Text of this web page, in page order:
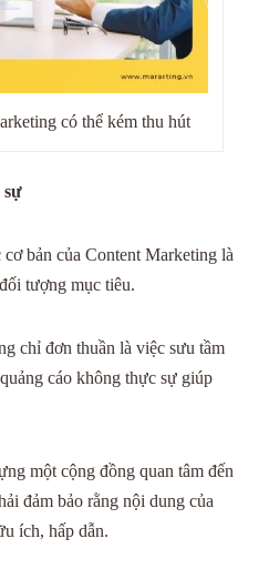
có thể kém thu hút
sự
bản của Content Marketing là
tượng mục tiêu.
chỉ đơn thuần là việc sưu tầm
cáo không thực sự giúp
một cộng đồng quan tâm đến
đảm bảo rằng nội dung của
ích, hấp dẫn.